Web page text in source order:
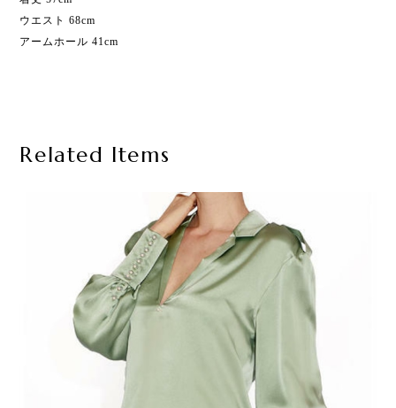
ウエスト 68cm
アームホール 41cm
Related Items